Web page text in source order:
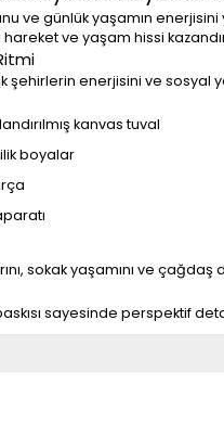
ve günlük yaşamın
ve yaşam hissi
şehirlerin enerjisini ve sosyal
kanvas tuval
boyalar
sokak yaşamını ve
sayesinde perspektif